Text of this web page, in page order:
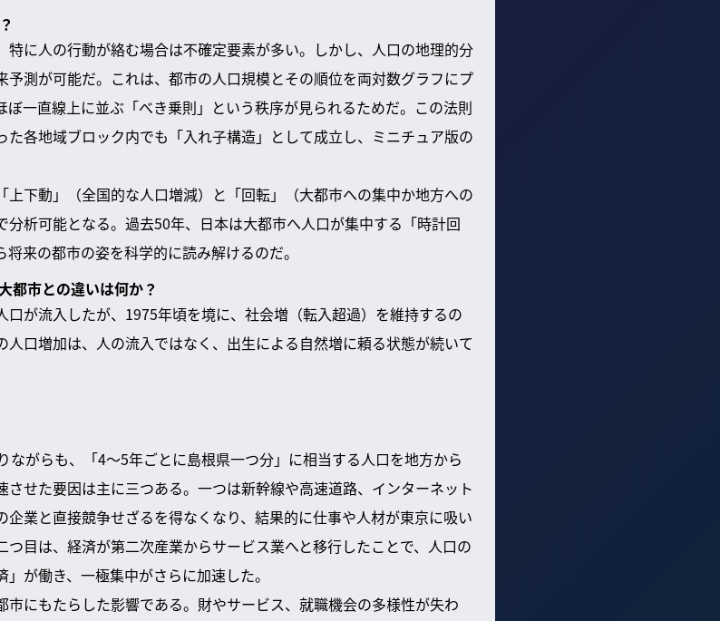
に人の行動が絡む場合は不確定要素が多い。しかし、人口の地理的分
測が可能だ。これは、都市の人口規模とその順位を両対数グラフにプ
一直線上に並ぶ「べき乗則」という秩序が見られるためだ。この法則
各地域ブロック内でも「入れ子構造」として成立し、ミニチュア版の
下動」（全国的な人口増減）と「回転」（大都市への集中か地方への
析可能となる。過去50年、日本は大都市へ人口が集中する「時計回
来の都市の姿を科学的に読み解けるのだ。
都市との違いは何か？
が流入したが、1975年頃を境に、社会増（転入超過）を維持するの
口増加は、人の流入ではなく、出生による自然増に頼る状態が続いて
ながらも、「4～5年ごとに島根県一つ分」に相当する人口を地方から
せた要因は主に三つある。一つは新幹線や高速道路、インターネット
業と直接競争せざるを得なくなり、結果的に仕事や人材が東京に吸い
目は、経済が第二次産業からサービス業へと移行したことで、人口の
が働き、一極集中がさらに加速した。
にもたらした影響である。財やサービス、就職機会の多様性が失わ